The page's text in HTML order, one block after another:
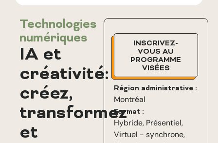
Technologies
numériques
IA et
créativité:
créez,
transformez
et
INSCRIVEZ-
VOUS AU
PROGRAMME
VISÉES
Région administrative :
Montréal
Format :
Hybride, Présentiel,
Virtuel - synchrone,